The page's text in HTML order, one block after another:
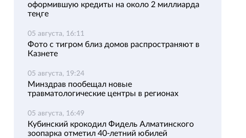
оформившую кредиты на около 2 миллиарда
теңге
05 августа, 16:11
Фото с тигром близ домов распространяют в
Казнете
05 августа, 19:24
Минздрав пообещал новые
травматологические центры в регионах
05 августа, 16:49
Кубинский крокодил Фидель Алматинского
зоопарка отметил 40-летний юбилей